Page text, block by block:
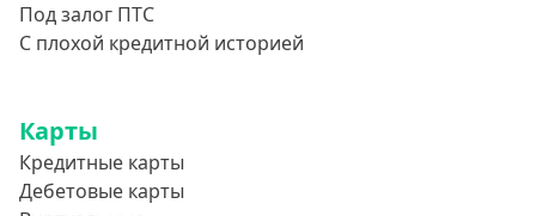
Под залог ПТС
С плохой кредитной историей
Карты
Кредитные карты
Дебетовые карты